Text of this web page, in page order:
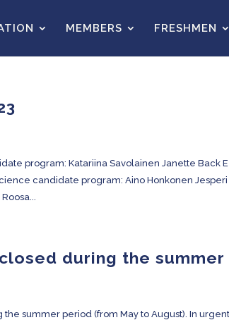
MEMBERS FRESHMEN
program: Katariina Savolainen Janette Back
candidate program: Aino Honkonen
during the
summer period (from May to August). In